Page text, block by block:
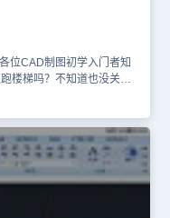
切换楼梯的上楼梯段；
顶层楼板洞口以遮挡部分
，可选半径位置为：无、
段宽，勾选“作为坡
CAD软件——浩辰CAD建
关操作技巧，感兴趣的小
位CAD制图初学入门者知
楼梯吗？不知道也没关
先打开浩辰CAD建筑软
他→双跑楼梯(SPLT)。点
对话框。单击“其他参数”
话框控件说明：【梯间
中直接量取楼梯间净宽作
总宽计算，余下二等分作